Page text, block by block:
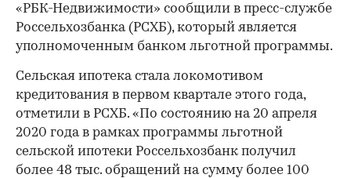
«РБК-Недвижимости» сообщили в пресс-службе
Россельхозбанка (РСХБ), который является
уполномоченным банком льготной программы.
Cельская ипотека стала локомотивом
кредитования в первом квартале этого года,
отметили в РСХБ. «По состоянию на 20 апреля
2020 года в рамках программы льготной
сельской ипотеки Россельхозбанк получил
более 48 тыс. обращений на сумму более 100